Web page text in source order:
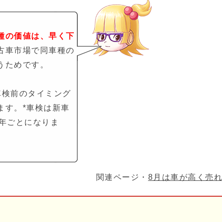
の価値は、早く下
車市場で同車種の
ためです。
前のタイミング
す。*車検は新車
ごとになりま
関連ページ・ 8月は車が高く売